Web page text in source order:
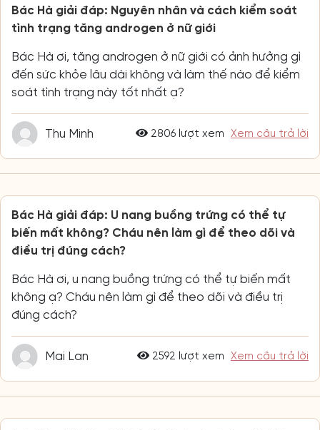
Bác Hà giải đáp: Nguyên nhân và cách kiểm soát
tình trạng tăng androgen ở nữ giới
Bác Hà ơi, tăng androgen ở nữ giới có ảnh hưởng gì
đến sức khỏe lâu dài không và làm thế nào để kiểm
soát tình trạng này tốt nhất ạ?
Thu Minh 2806 lượt xem Xem câu trả lời
Bác Hà giải đáp: U nang buồng trứng có thể tự
biến mất không? Cháu nên làm gì để theo dõi và
điều trị đúng cách?
Bác Hà ơi, u nang buồng trứng có thể tự biến mất
không ạ? Cháu nên làm gì để theo dõi và điều trị
đúng cách?
Mai Lan 2592 lượt xem Xem câu trả lời